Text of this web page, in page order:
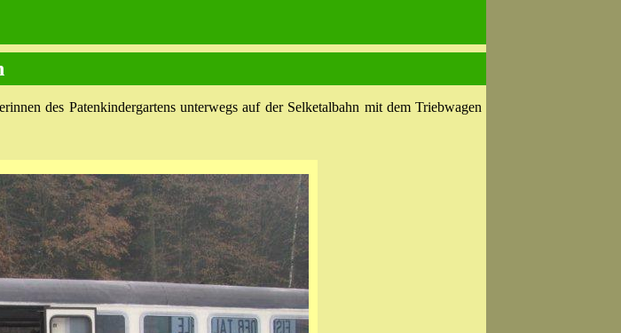
des Patenkindergartens unterwegs auf der Selketalbahn mit dem Triebwagen